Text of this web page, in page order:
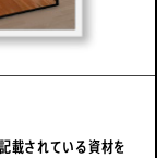
載されている資材を